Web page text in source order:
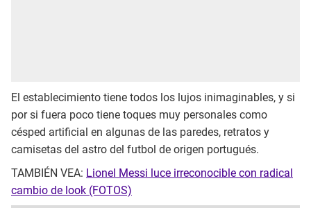
El establecimiento tiene todos los lujos inimaginables, y si
por si fuera poco tiene toques muy personales como
césped artificial en algunas de las paredes, retratos y
camisetas del astro del futbol de origen portugués.
TAMBIÉN VEA: Lionel Messi luce irreconocible con radical
cambio de look (FOTOS)